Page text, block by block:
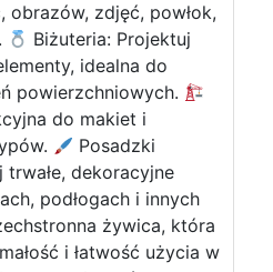
obrazów, zdjęć, powłok,
Biżuteria: Projektuj
idealna do
powierzchniowych.
do makiet i
Posadzki
dekoracyjne
podłogach i innych
żywica, która
i łatwość użycia w